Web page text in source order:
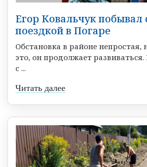
Егор Ковальчук побывал
поездкой в Погаре
Обстановка в районе непростая,
это, он продолжает развиваться.
с ...
Читать далее